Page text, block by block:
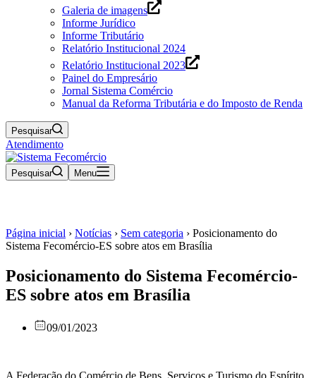
Galeria de imagens
Informe Jurídico
Informe Tributário
Relatório Institucional 2024
Relatório Institucional 2023
Painel do Empresário
Jornal Sistema Comércio
Manual da Reforma Tributária e do Imposto de Renda
Pesquisar
Atendimento
Pesquisar Menu
Página inicial › Notícias › Sem categoria › Posicionamento do
Sistema Fecomércio-ES sobre atos em Brasília
Posicionamento do Sistema Fecomércio-
ES sobre atos em Brasília
09/01/2023
A Federação do Comércio de Bens, Serviços e Turismo do Espírito